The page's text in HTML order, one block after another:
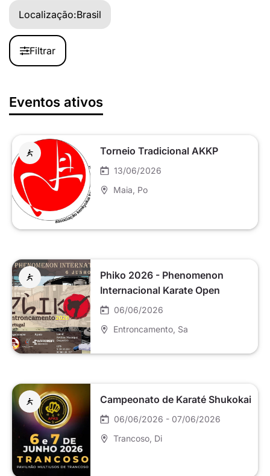
Localização:Brasil
Filtrar
Eventos ativos
Torneio Tradicional AKKP
13/06/2026
Maia , Po
Phiko 2026 - Phenomenon
Internacional Karate Open
06/06/2026
Entroncamento , Sa
Campeonato de Karaté Shukokai
06/06/2026 - 07/06/2026
Trancoso , Di